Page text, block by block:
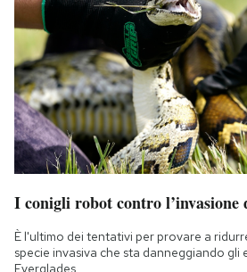
I conigli robot contro
È l'ultimo dei tentativi per provare a
specie invasiva che sta danneggiando gli
Everglades